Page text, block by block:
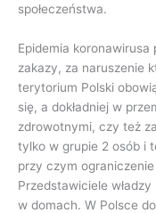
społeczeństwa.
Epidemia koronawirusa
zakazy, za naruszenie
terytorium Polski
się, a dokładniej w
zdrowotnymi, czy też
tylko w grupie 2 osób i
przy czym
Przedstawiciele
w domach. W Polsce